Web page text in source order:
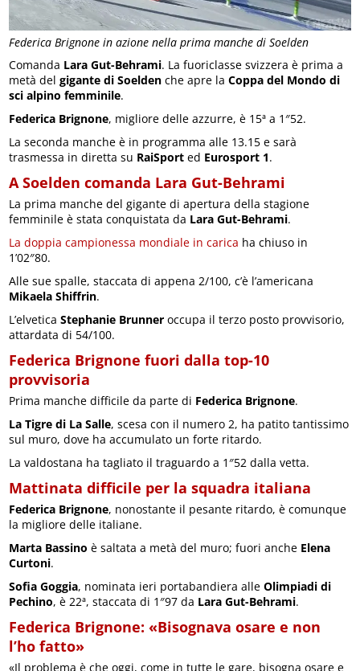
Federica Brignone in azione nella prima manche di Soelden
Comanda Lara Gut-Behrami. La fuoriclasse svizzera è prima a
metà delgigante di Soelden che apre laCoppa del Mondo di
sci alpino femminile.
Federica Brignone, migliore delle azzurre, è 15ª a 1″52.
La seconda manche è in programma alle 13.15 e sarà
trasmessa in diretta su RaiSport ed Eurosport 1.
A Soelden comanda Lara Gut-Behrami
La prima manche del gigante di apertura della stagione
femminile è stata conquistata da Lara Gut-Behrami.
La doppia campionessa mondiale in carica ha chiuso in
1’02″80.
Alle sue spalle, staccata di appena 2/100, c’è l’americana
Mikaela Shiffrin.
L’elveticaStephanie Brunner occupa il terzo posto provvisorio,
attardata di 54/100.
Federica Brignone fuori dalla top-10
provvisoria
Prima manche difficile da parte di Federica Brignone.
La Tigre di La Salle, scesa con il numero 2, ha patito tantissimo
sul muro, dove ha accumulato un forte ritardo.
La valdostana ha tagliato il traguardo a 1″52 dalla vetta.
Mattinata difficile per la squadra italiana
Federica Brignone, nonostante il pesante ritardo, è comunque
la migliore delle italiane.
Marta Bassino è saltata a metà del muro; fuori anche Elena
Curtoni.
Sofia Goggia, nominata ieri portabandiera alleOlimpiadi di
Pechino, è 22ª, staccata di 1″97 da Lara Gut-Behrami.
Federica Brignone: «Bisognava osare e non
l’ho fatto»
«Il problema è che oggi, come in tutte le gare, bisogna osare e